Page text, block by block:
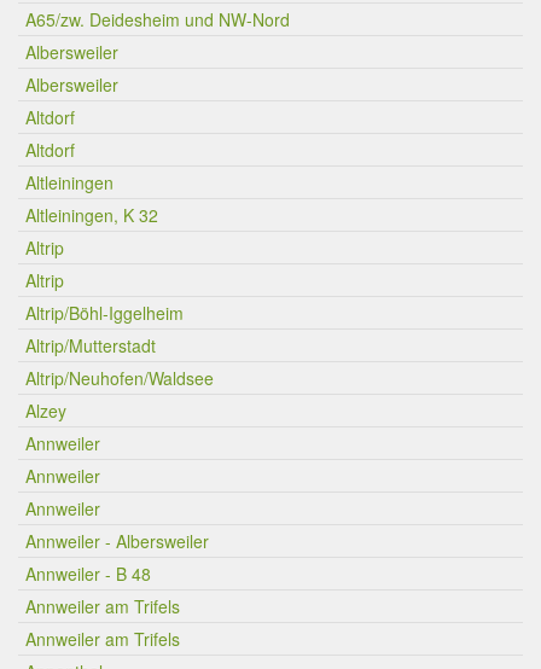
A65/zw. Deidesheim und NW-Nord
Albersweiler
Albersweiler
Altdorf
Altdorf
Altleiningen
Altleiningen, K 32
Altrip
Altrip
Altrip/Böhl-Iggelheim
Altrip/Mutterstadt
Altrip/Neuhofen/Waldsee
Alzey
Annweiler
Annweiler
Annweiler
Annweiler - Albersweiler
Annweiler - B 48
Annweiler am Trifels
Annweiler am Trifels